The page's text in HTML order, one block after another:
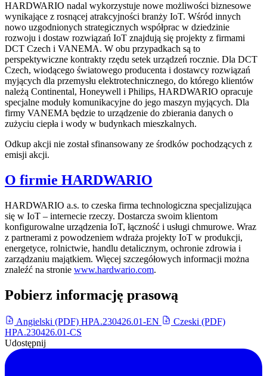
HARDWARIO nadal wykorzystuje nowe możliwości biznesowe
wynikające z rosnącej atrakcyjności branży IoT. Wśród innych
nowo uzgodnionych strategicznych współprac w dziedzinie
rozwoju i dostaw rozwiązań IoT znajdują się projekty z firmami
DCT Czech i VANEMA. W obu przypadkach są to
perspektywiczne kontrakty rzędu setek urządzeń rocznie. Dla DCT
Czech, wiodącego światowego producenta i dostawcy rozwiązań
myjących dla przemysłu elektrotechnicznego, do którego klientów
należą Continental, Honeywell i Philips, HARDWARIO opracuje
specjalne moduły komunikacyjne do jego maszyn myjących. Dla
firmy VANEMA będzie to urządzenie do zbierania danych o
zużyciu ciepła i wody w budynkach mieszkalnych.
Odkup akcji nie został sfinansowany ze środków pochodzących z
emisji akcji.
O firmie HARDWARIO
HARDWARIO a.s. to czeska firma technologiczna specjalizująca
się w IoT – internecie rzeczy. Dostarcza swoim klientom
konfigurowalne urządzenia IoT, łączność i usługi chmurowe. Wraz
z partnerami z powodzeniem wdraża projekty IoT w produkcji,
energetyce, rolnictwie, handlu detalicznym, ochronie zdrowia i
zarządzaniu majątkiem. Więcej szczegółowych informacji można
znaleźć na stronie www.hardwario.com.
Pobierz informację prasową
Angielski (PDF) HPA.230426.01-EN
Czeski (PDF)
HPA.230426.01-CS
Udostępnij